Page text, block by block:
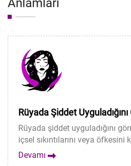
Anlamları
Rüyada Şiddet
Rüyada şiddet uyguladığını
içsel sıkıntılarını veya
Devamı